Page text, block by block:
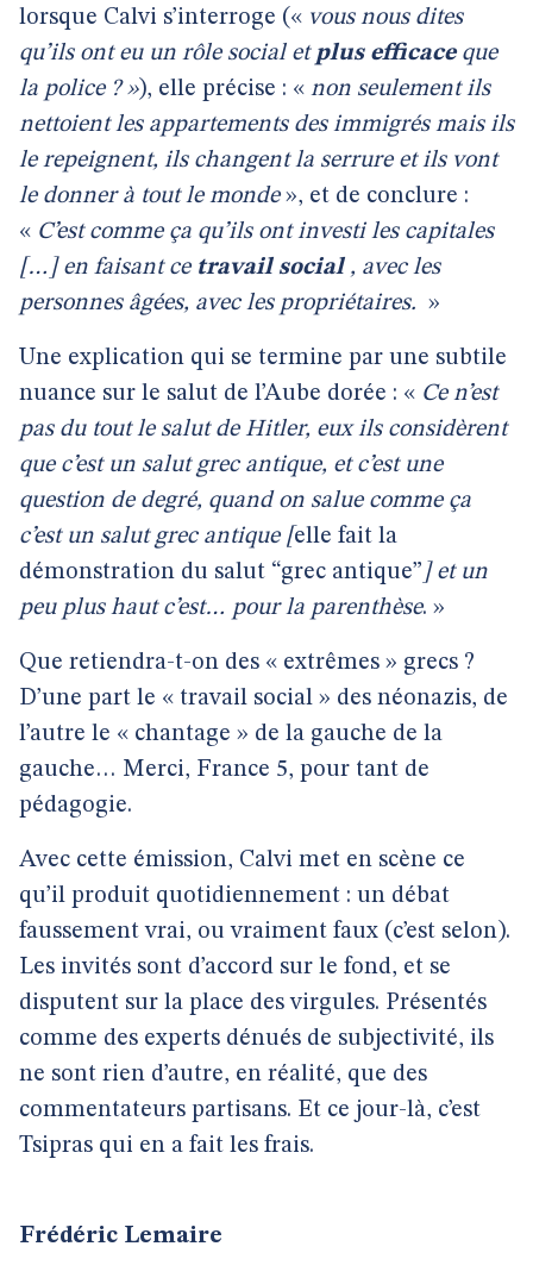
lorsque Calvi s’interroge (« vous nous dites
qu’ils ont eu un rôle social et plus efficaceque
la police ? »), elle précise : « non seulement ils
nettoient les appartements des immigrés mais ils
le repeignent, ils changent la serrure et ils vont
le donner à tout le monde», et de conclure :
« C’est comme ça qu’ils ont investi les capitales
[…] en faisant ce travail social , avec les
personnes âgées, avec les propriétaires. »
Une explication qui se termine par une subtile
nuance sur le salut de l’Aube dorée : « Ce n’est
pas du tout le salut de Hitler, eux ils considèrent
que c’est un salut grec antique, et c’est une
question de degré, quand on salue comme ça
c’est un salut grec antique [elle fait la
démonstration du salut “grec antique” ] et un
peu plus haut c’est… pour la parenthèse. »
Que retiendra-t-on des « extrêmes » grecs ?
D’une part le « travail social » des néonazis, de
l’autre le « chantage » de la gauche de la
gauche… Merci, France 5, pour tant de
pédagogie.
Avec cette émission, Calvi met en scène ce
qu’il produit quotidiennement : un débat
faussement vrai, ou vraiment faux (c’est selon).
Les invités sont d’accord sur le fond, et se
disputent sur la place des virgules. Présentés
comme des experts dénués de subjectivité, ils
ne sont rien d’autre, en réalité, que des
commentateurs partisans. Et ce jour-là, c’est
Tsipras qui en a fait les frais.
Frédéric Lemaire